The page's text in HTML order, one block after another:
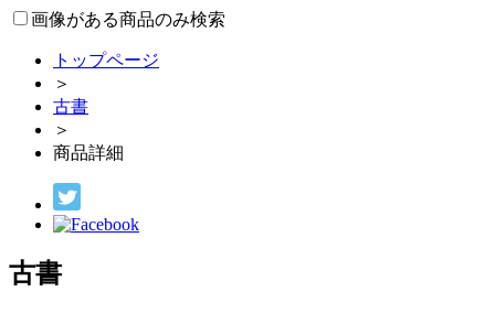
画像がある商品のみ検索
トップページ
＞
古書
＞
商品詳細
古書